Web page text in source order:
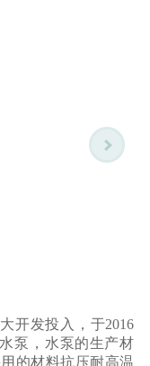
发投入，于2016
，水泵的生产材
用的材料抗压耐高温